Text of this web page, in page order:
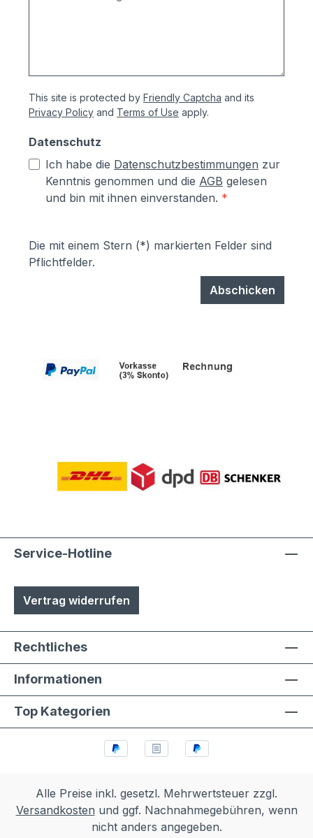
This site is protected by Friendly Captcha and its
Privacy Policy and Terms of Use apply.
Datenschutz
Ich habe die Datenschutzbestimmungen zur
Kenntnis genommen und die AGB gelesen
und bin mit ihnen einverstanden. *
Die mit einem Stern (*) markierten Felder sind
Pflichtfelder.
Abschicken
Service-Hotline
Vertrag widerrufen
Rechtliches
Informationen
Top Kategorien
Alle Preise inkl. gesetzl. Mehrwertsteuer zzgl.
Versandkosten und ggf. Nachnahmegebühren, wenn
nicht anders angegeben.